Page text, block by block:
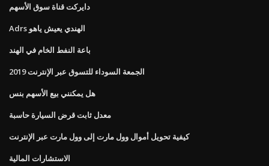
دايركت قناة سوق الأسهم
Adrs الهندي يعيش ياهو
باعة النفط الخام في الهند
الجمعة السوداء للتسوق عبر الإنترنت 2019
هل يمكنني بيع الأسهم بنس
معدل ثابت قرض السيارة حاسبة
كيفية تحويل أموال وول مارت إلى وول مارت عبر الإنترنت
الاستشارات المالية